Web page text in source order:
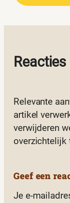
Reacties
Relevante
artikel
verwijderen
overzichtelijk
Geef een
Je e-